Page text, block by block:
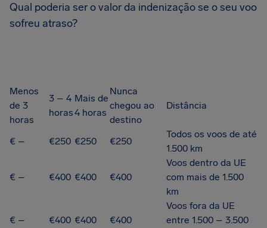
Qual poderia ser o valor da indenização se o seu voo
sofreu atraso?
Menos
de 3
horas
3 – 4
horas
Mais de
4 horas
Nunca
chegou ao
destino
Distância
€ – €250 €250 €250
Todos os voos de até
1.500 km
€ – €400 €400 €400
Voos dentro da UE
com mais de 1.500
km
€ – €400 €400 €400
Voos fora da UE
entre 1.500 – 3.500